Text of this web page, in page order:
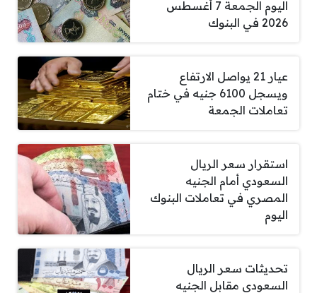
اليوم الجمعة 7 أغسطس
2026 في البنوك
عيار 21 يواصل الارتفاع
ويسجل 6100 جنيه في ختام
تعاملات الجمعة
استقرار سعر الريال
السعودي أمام الجنيه
المصري في تعاملات البنوك
اليوم
تحديثات سعر الريال
السعودي مقابل الجنيه